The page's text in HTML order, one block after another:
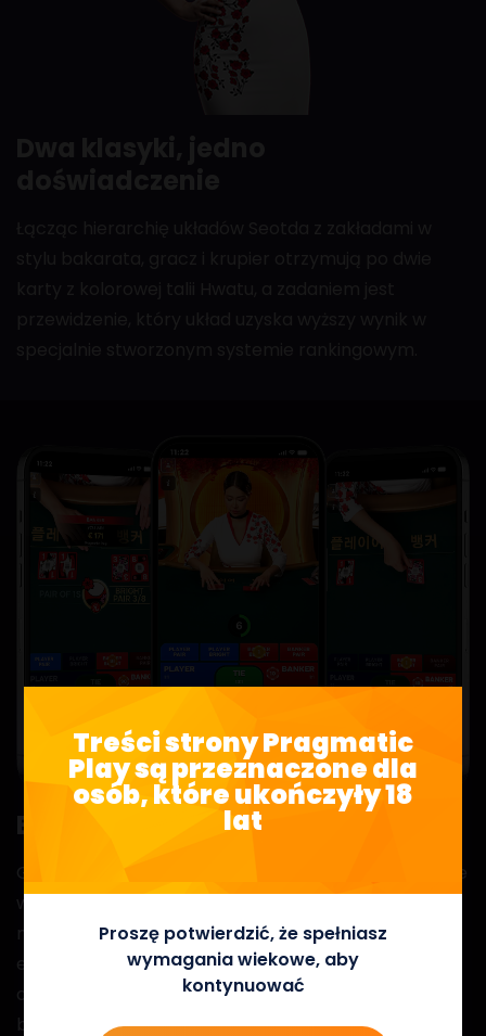
Ekskluzywne zakłady poboczne
Głębi dodają trzy specjalne karty „Bright”, oznaczone
wschodnioazjatyckim symbolem „光”. Karty Bright
mają najwyższą wartość w talii i stanowią główny
element zakładów pobocznych, co pozwala na
osiągnięcie większych wygranych niż w klasycznym
bakaracie.
Treści strony Pragmatic
Play są przeznaczone dla
osób, które ukończyły 18
lat
Proszę potwierdzić, że spełniasz
wymagania wiekowe, aby
kontynuować